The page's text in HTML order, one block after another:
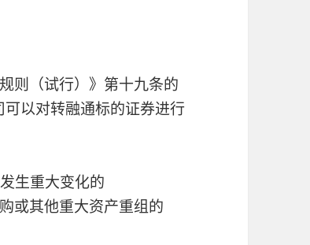
则（试行）》第十九条的
以对转融通标的证券进行
生重大变化的
或其他重大资产重组的